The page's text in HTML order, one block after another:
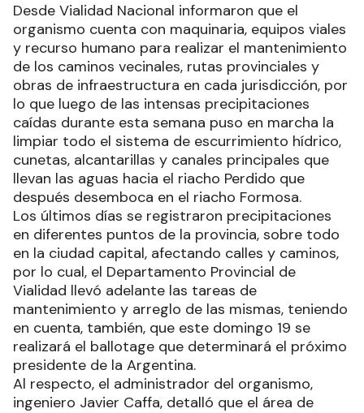
Desde Vialidad Nacional informaron que el
organismo cuenta con maquinaria, equipos viales
y recurso humano para realizar el mantenimiento
de los caminos vecinales, rutas provinciales y
obras de infraestructura en cada jurisdicción, por
lo que luego de las intensas precipitaciones
caídas durante esta semana puso en marcha la
limpiar todo el sistema de escurrimiento hídrico,
cunetas, alcantarillas y canales principales que
llevan las aguas hacia el riacho Perdido que
después desemboca en el riacho Formosa.
Los últimos días se registraron precipitaciones
en diferentes puntos de la provincia, sobre todo
en la ciudad capital, afectando calles y caminos,
por lo cual, el Departamento Provincial de
Vialidad llevó adelante las tareas de
mantenimiento y arreglo de las mismas, teniendo
en cuenta, también, que este domingo 19 se
realizará el ballotage que determinará el próximo
presidente de la Argentina.
Al respecto, el administrador del organismo,
ingeniero Javier Caffa, detalló que el área de